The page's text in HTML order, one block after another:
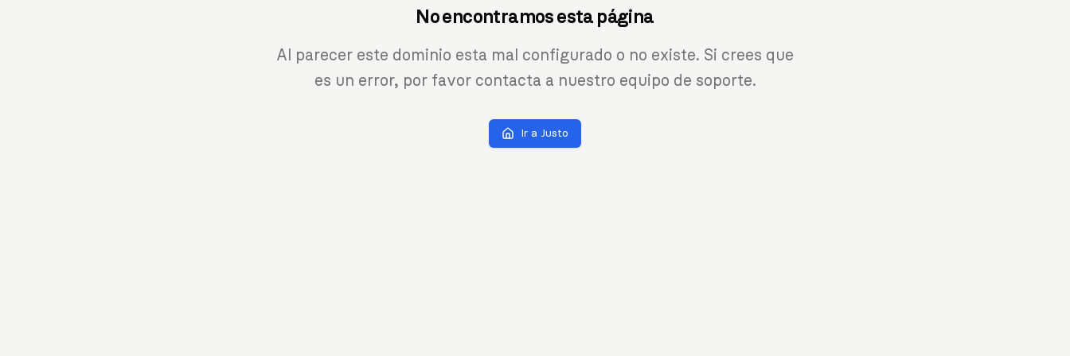
No encontramos esta página
Al parecer este dominio esta mal configurado o no existe. Si crees que
es un error, por favor contacta a nuestro equipo de soporte.
Ir a Justo